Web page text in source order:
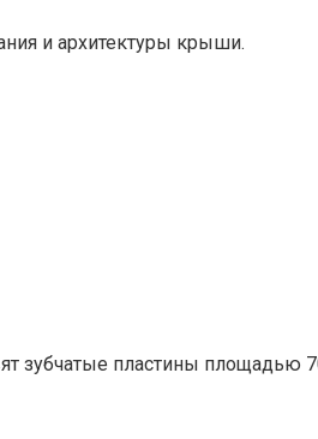
и архитектуры крыши.
зубчатые пластины площадью